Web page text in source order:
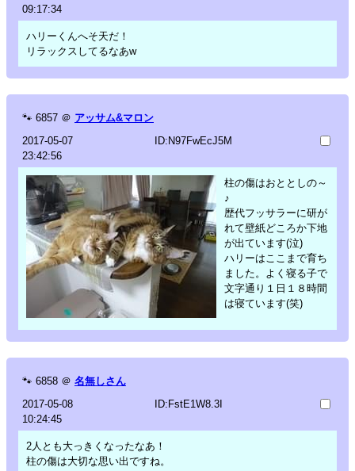
09:17:34
ハリーくんへそ天だ！
リラックスしてるなあw
🐾 6857 ＠ アッサム&マロン
2017-05-07
23:42:56
ID:N97FwEcJ5M
柱の傷はおととしの～
♪
歴代フッサラーに研が
れて壁紙どころか下地
が出ています(泣)
ハリーはここまで育ち
ました。よく寝る子で
文字通り１日１８時間
は寝ています(笑)
🐾 6858 ＠ 名無しさん
2017-05-08
10:24:45
ID:FstE1W8.3I
2人とも大っきくなったなあ！
柱の傷は大切な思い出ですね。